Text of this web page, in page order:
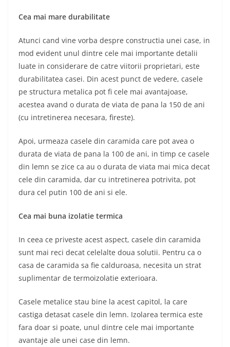
Cea mai mare durabilitate
Atunci cand vine vorba despre constructia unei case, in
mod evident unul dintre cele mai importante detalii
luate in considerare de catre viitorii proprietari, este
durabilitatea casei. Din acest punct de vedere, casele
pe structura metalica pot fi cele mai avantajoase,
acestea avand o durata de viata de pana la 150 de ani
(cu intretinerea necesara, fireste).
Apoi, urmeaza casele din caramida care pot avea o
durata de viata de pana la 100 de ani, in timp ce casele
din lemn se zice ca au o durata de viata mai mica decat
cele din caramida, dar cu intretinerea potrivita, pot
dura cel putin 100 de ani si ele.
Cea mai buna izolatie termica
In ceea ce priveste acest aspect, casele din caramida
sunt mai reci decat celelalte doua solutii. Pentru ca o
casa de caramida sa fie calduroasa, necesita un strat
suplimentar de termoizolatie exterioara.
Casele metalice stau bine la acest capitol, la care
castiga detasat casele din lemn. Izolarea termica este
fara doar si poate, unul dintre cele mai importante
avantaje ale unei case din lemn.